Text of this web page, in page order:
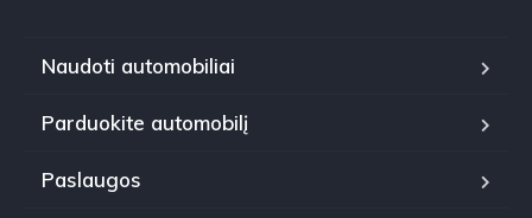
Naudoti automobiliai
Parduokite automobilį
Paslaugos